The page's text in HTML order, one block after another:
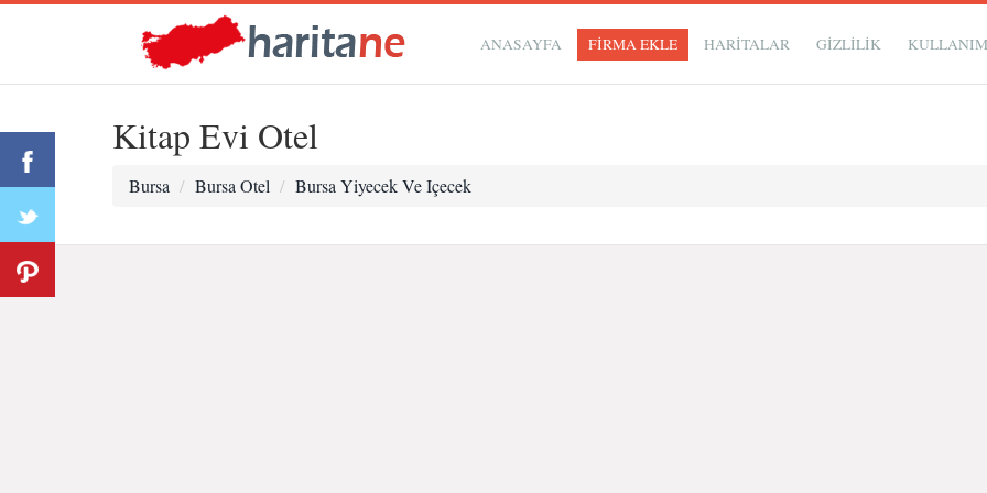
ANASAYFA FİRMA EKLE HARİTALAR GIZLILIK
Kitap Evi Otel
Bursa Bursa Otel Bursa Yiyecek Ve Içecek